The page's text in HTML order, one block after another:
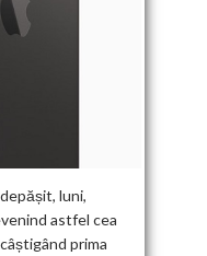
luni,
astfel cea
prima